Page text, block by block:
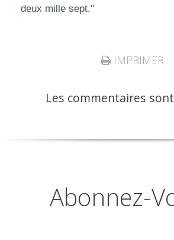
deux mille sept."
IMPRIMER
Les commentaires
Abonnez-